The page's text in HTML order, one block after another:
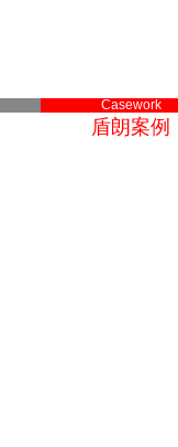
Casework
盾朗案例